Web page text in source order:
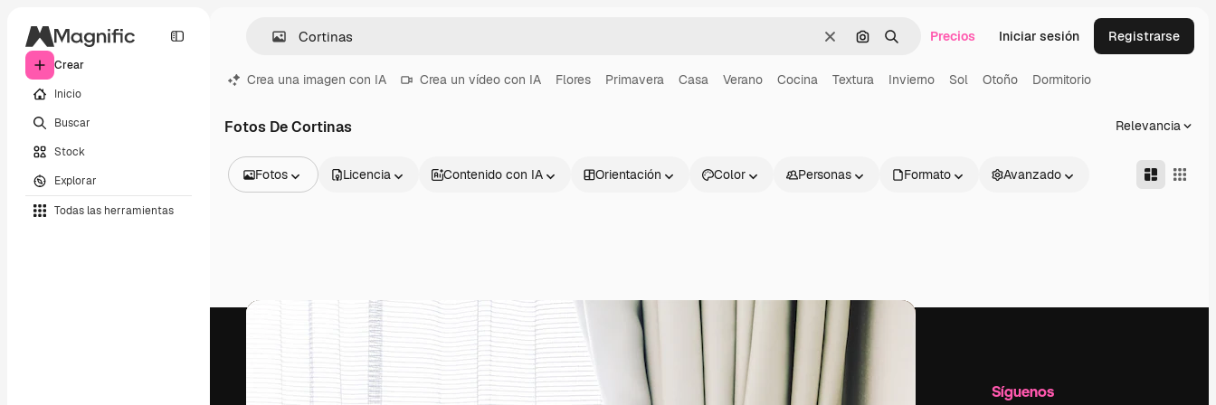
Crear
Inicio
Buscar
Stock
Explorar
Todas las herramientas
BorrarBuscar por imagen
BuscarPrecios Iniciar sesión Registrarse
Crea una imagen con IA Crea un vídeo con IA Flores Primavera Casa Verano Cocina Textura Invierno Sol Otoño Dormitorio
Fotos De Cortinas Relevancia
Fotos
Vídeos
Clips de vídeo
Motion graphics
Plantillas de vídeos
Licencia Contenido con IA Orientación Color Personas Formato Avanzado
Productos Información útil Empresa Síguenos